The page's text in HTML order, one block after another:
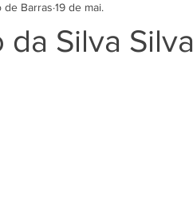
da Silva Silva
de Barras 19 de mai.